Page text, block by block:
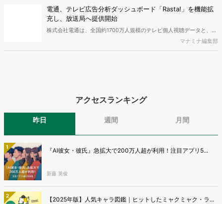
における生活者の意識や行動背景の把握が可能となり、リテールプロ
モーションにおけるプランニングの高速化と高精度化を実現できると
いいます。
電通、テレビ広告分析ダッシュボード「Rasta!」を機能拡
充し、放送局へ提供開始
株式会社電通は、全国約1700万人規模のテレビ個人視聴データと、独
自の大規模生活者意識調査データを掛け合わせて、テレビ広告のデー
タ集計や広告効果の分析ができるダッシュボード「Rasta!
マナミナ編集部
アクセスランキング
昨日 週間 月間
1 『AI彼女・彼氏』急拡大で200万人超が利用！注目アプリ5...
新藤 英俊
2 【2025年版】人気キャラ図鑑｜ヒットしたミャクミャク・ラ...